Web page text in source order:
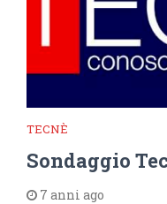
TECNÈ
Sondaggio
7 anni ago